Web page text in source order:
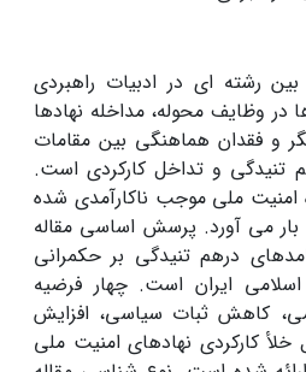
رشته‏ ای در ادبیات راهبردی
وظایف محوله، مداخله نهادها
و فقدان هماهنگی بین مقامات
‏تنیدگی و تداخل کارکردی است.
امنیت ملی موجب ناکارآمدی شده
بار می‏ آورد. پرسش اساسی مقاله
‏درهم ‏تنیدگی بر حکمرانی
‏ایران است. چهار فرضیه
کاهش ثبات سیاسی، افزایش
کارکردی نهادهای امنیت ملی